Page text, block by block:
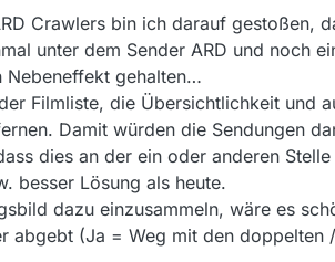
Crawlers bin ich darauf gestoßen,
unter dem Sender ARD und noch
Nebeneffekt gehalten…
Filmliste, die Übersichtlichkeit und
Damit würden die Sendungen
dies an der ein oder anderen
besser Lösung als heute.
dazu einzusammeln, wäre es
abgebt (Ja = Weg mit den doppelten